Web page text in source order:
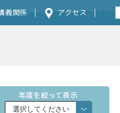
義関係 アクセス
年度を絞って表示